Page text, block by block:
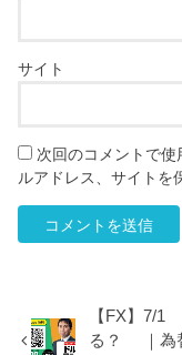
サイト
次回のコメントで
ルアドレス、サイトを
【FX】7/1
る？ ｜為